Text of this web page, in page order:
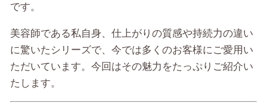
です。
美容師である私自身、仕上がりの質感や持続力の違い
に驚いたシリーズで、今では多くのお客様にご愛用い
ただいています。今回はその魅力をたっぷりご紹介い
たします。